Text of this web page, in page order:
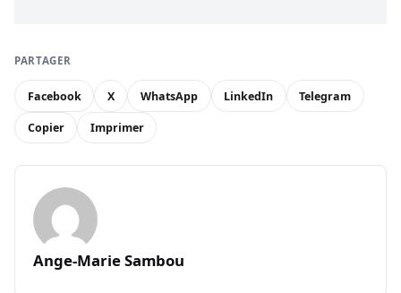
PARTAGER
Facebook X WhatsApp LinkedIn Telegram
Copier Imprimer
Ange-Marie Sambou